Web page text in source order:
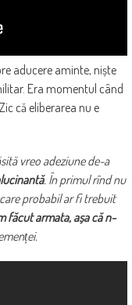
aducere aminte, niște
Era momentul când
că eliberarea nu e
vreo adeziune de-a
. În primul rînd nu
probabil ar fi trebuit
făcut armata, așa că n-